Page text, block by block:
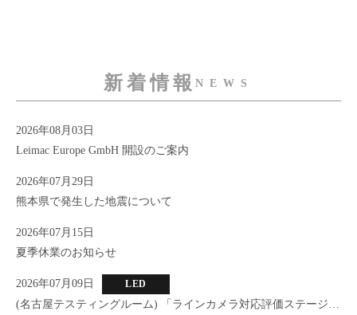
新着情報NEWS
2026年08月03日
Leimac Europe GmbH 開設のご案内
2026年07月29日
熊本県で発生した地震について
2026年07月15日
夏季休業のお知らせ
2026年07月09日 LED
(名古屋テスティングルーム) 「ラインカメラ対応評価ステージ」